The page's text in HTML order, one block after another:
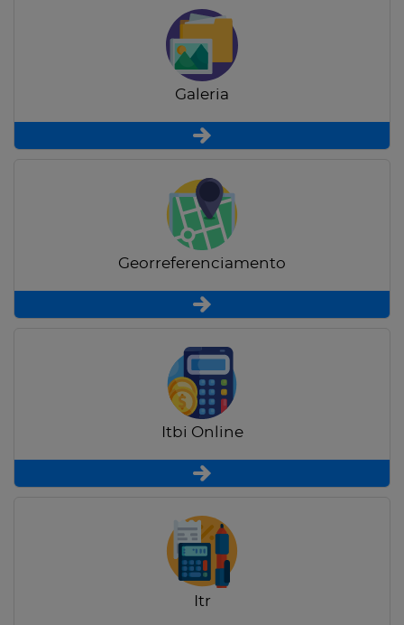
Galeria
Georreferenciamento
Itbi Online
Itr